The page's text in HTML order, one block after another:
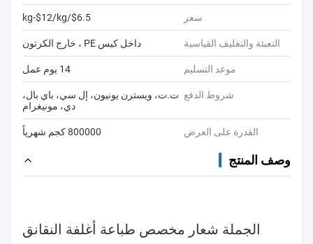
سعر $6.5/kg-$12/kg
التعبئة والتغليف القياسية داخل كيس PE ، خارج الكرتون
موعد التسليم 14 يوم عمل
شروط الدفع ت.ت، ويسترن يونيون، إل سي، باي بال،
دي، مونيغرام
القدرة على العرض 800000 كجم شهرياً
وصف المنتج
الجملة شعار مخصص طباعة أغلفة النقانق